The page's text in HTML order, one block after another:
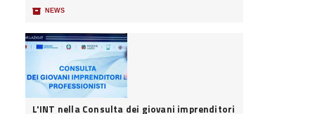
📦 NEWS
L'INT nella Consulta dei giovani imprenditori